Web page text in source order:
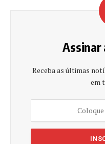
Assinar
Receba as últimas
em